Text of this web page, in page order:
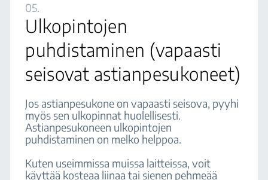
05.
Ulkopintojen
puhdistaminen (vapaasti
seisovat astianpesukoneet)
Jos astianpesukone on vapaasti seisova, pyyhi
myös sen ulkopinnat huolellisesti.
Astianpesukoneen ulkopintojen
puhdistaminen on melko helppoa.
Kuten useimmissa muissa laitteissa, voit
käyttää kosteaa liinaa tai sienen pehmeää